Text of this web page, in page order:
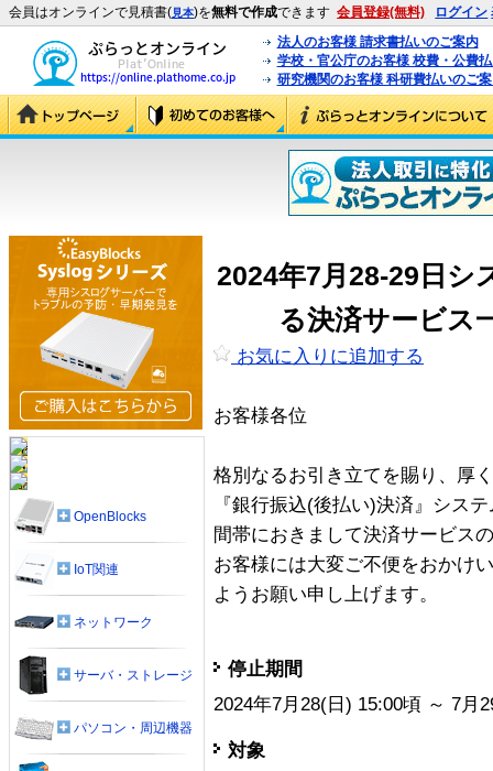
会員はオンラインで見積書(見本)を無料で作成できます 会員登録(無料) ログイン
法人のお客様 請求書払いのご案内
学校・官公庁のお客様 校費・公費
研究機関のお客様 科研費払いのご
2024年7月28-29日シ
る決済サービス
お気に入りに追加する
お客様各位
格別なるお引き立てを賜り、厚
『銀行振込(後払い)決済』シス
間帯におきまして決済サービス
お客様には大変ご不便をおかけ
ようお願い申し上げます。
停止期間
2024年7月28(日) 15:00頃 ～ 7月
対象
OpenBlocks
IoT関連
ネットワーク
サーバ・ストレージ
パソコン・周辺機器